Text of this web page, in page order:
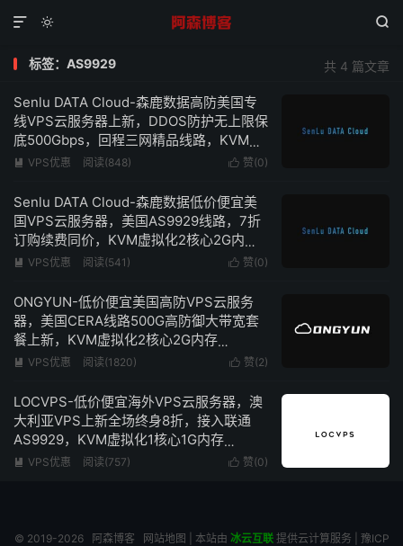
 

共 4 篇文章
标签：AS9929
Senlu DATA Cloud-森鹿数据高防美国专
线VPS云服务器上新，DDOS防护无上限保
底500Gbps，回程三网精品线路，KVM虚
拟化2核心2G内存低至150元/月-附简单测
 赞(0)
 VPS优惠 阅读(848)
Senlu DATA Cloud-森鹿数据低价便宜美
国VPS云服务器，美国AS9929线路，7折
订购续费同价，KVM虚拟化2核心2G内存
100Mbps带宽低至27元/月
 赞(0)
 VPS优惠 阅读(541)
ONGYUN-低价便宜美国高防VPS云服务
器，美国CERA线路500G高防御大带宽套
餐上新，KVM虚拟化2核心2G内存
50Mbps带宽仅需48元/月-附简单测评
 赞(2)
 VPS优惠 阅读(1820)
LOCVPS-低价便宜海外VPS云服务器，澳
大利亚VPS上新全场终身8折，接入联通
AS9929，KVM虚拟化1核心1G内存
100Mbps带宽低至29元/月
 赞(0)
 VPS优惠 阅读(757)
© 2019-2026 阿森博客 网站地图 | 本站由 冰云互联提供云计算服务 | 豫ICP